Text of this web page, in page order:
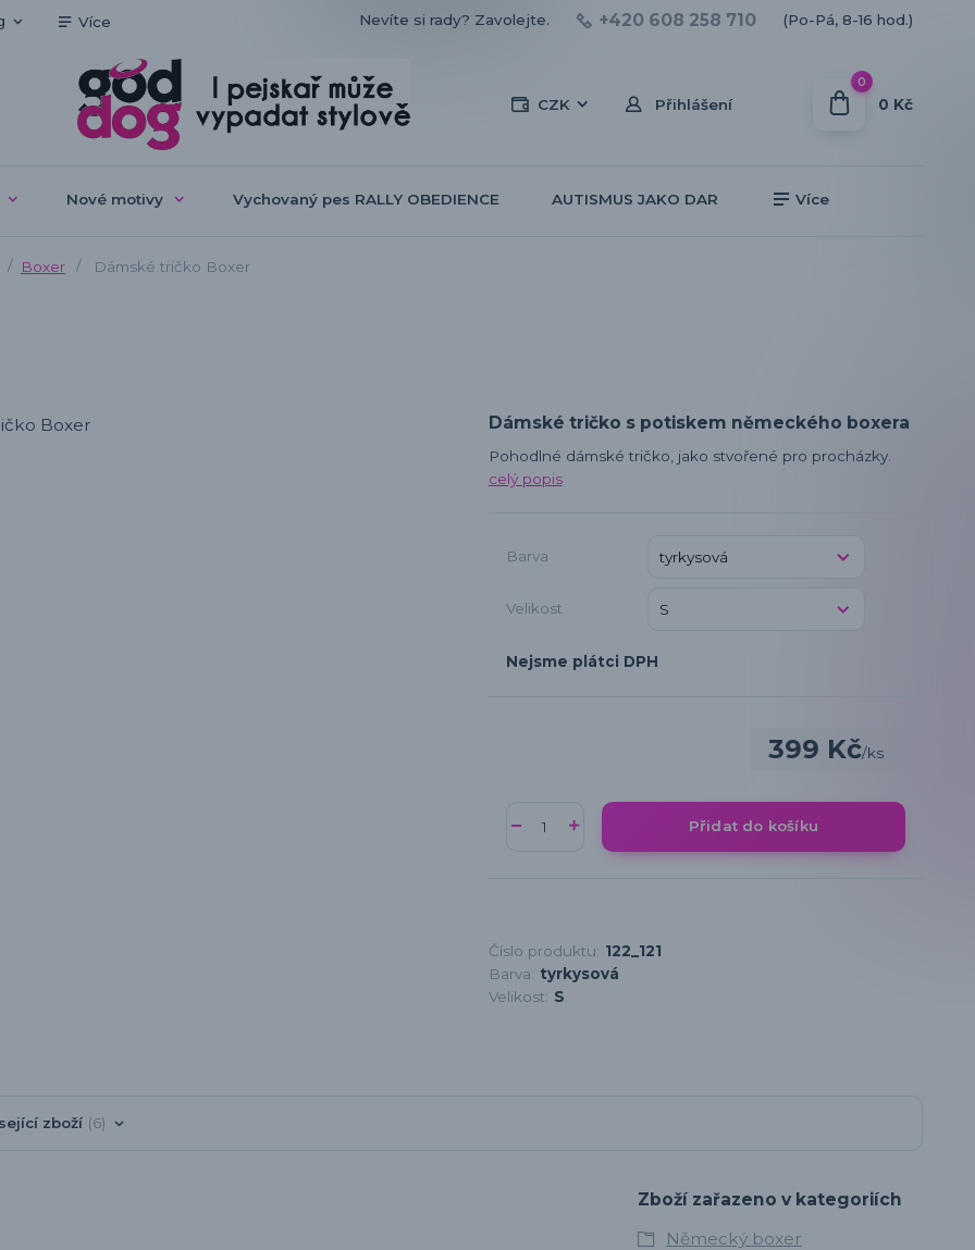
Více
CZK Přihlášení
Nevíte si rady? Zavolejte. +420 608 258 710 (Po-Pá, 8-16 hod.)
0
0 Kč
Nové motivy Vychovaný pes RALLY OBEDIENCE AUTISMUS JAKO DAR Více
Boxer Dámské tričko Boxer
Dámské tričko s potiskem německého boxera
Pohodlné dámské tričko, jako stvořené pro procházky.
celý popis
Barva
Velikost
Nejsme plátci DPH
399 Kč/ks
Přidat do košíku
Číslo produktu: 122_121
Barva: tyrkysová
Velikost: S
zboží 6
Zboží zařazeno v kategoriích
Německý boxer